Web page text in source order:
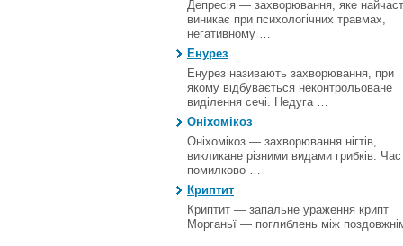
Депресія — захворювання, яке
виникає при психологічних травмах,
негативному …
Енурез
Енурез називають захворювання, при
якому відбувається неконтрольоване
виділення сечі. Недуга …
Оніхомікоз
Оніхомікоз — захворювання нігтів,
викликане різними видами грибків.
помилково …
Криптит
Криптит — запальне ураження крипт
Морганьї — поглиблень між
…